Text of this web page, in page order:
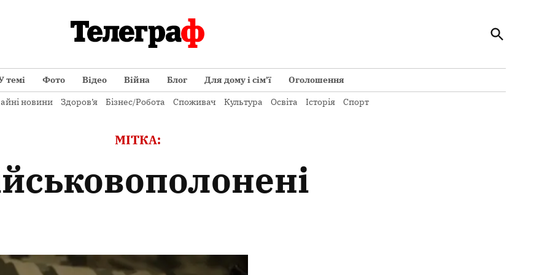
Відкрити
пошук
темі Фото Відео Війна Блог Для дому і сім’ї
Оголошення
новини Здоров’я Бізнес/Робота Споживач Культура Освіта Історія Спорт
МІТКА: